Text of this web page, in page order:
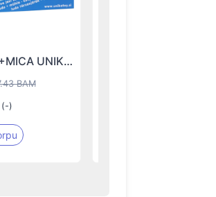
ČOVJEČE NE LJUTI SE+MICA UNIKATOY
BAM
(-)